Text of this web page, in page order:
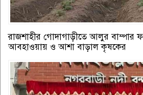
রাজশাহীর গোদাগাড়ীতে আলুর বাম্পার
আবহাওয়ায় ও আশা বাড়াল কৃষকের